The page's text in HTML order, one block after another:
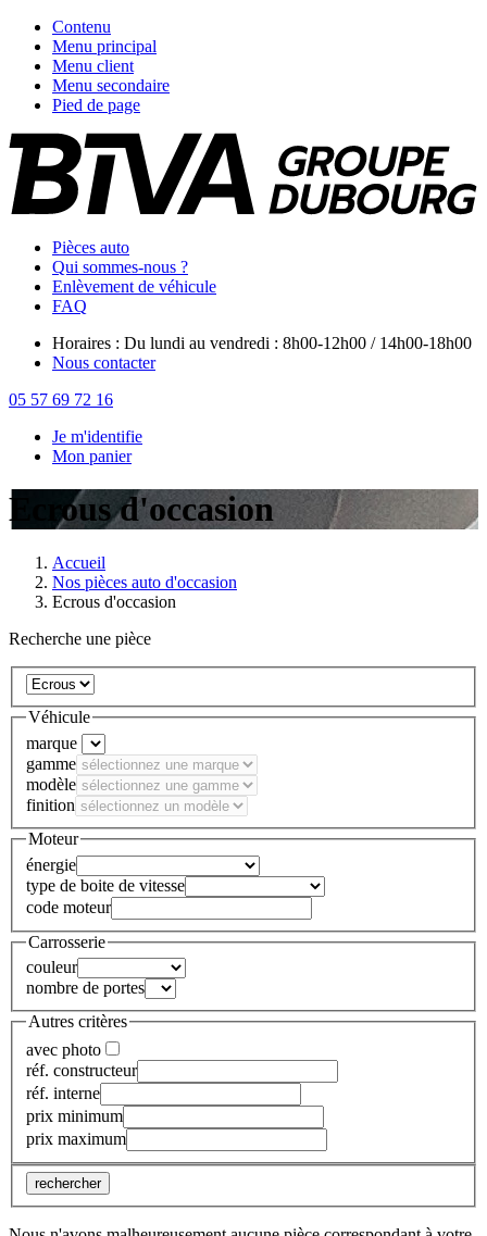
Contenu
Menu principal
Menu client
Menu secondaire
Pied de page
Pièces auto
Qui sommes-nous ?
Enlèvement de véhicule
FAQ
Horaires : Du lundi au vendredi : 8h00-12h00 / 14h00-18h00
Nous contacter
05 57 69 72 16
Je m'identifie
Mon panier
Ecrous d'occasion
Accueil
Nos pièces auto d'occasion
Ecrous d'occasion
Recherche une pièce
Véhicule
marque
gamme
modèle
finition
Moteur
énergie
type de boite de vitesse
code moteur
Carrosserie
couleur
nombre de portes
Autres critères
avec photo
réf. constructeur
réf. interne
prix minimum
prix maximum
rechercher